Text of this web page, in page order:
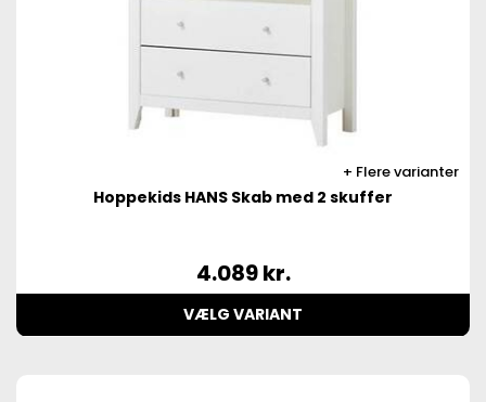
Flere varianter
Hoppekids HANS Skab med 2 skuffer
4.089kr.
VÆLG VARIANT